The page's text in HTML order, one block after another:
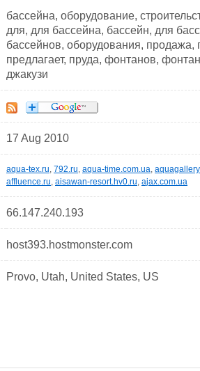
бассейна, оборудование,
для, для бассейна, бассейн, для
бассейнов, оборудования,
предлагает, пруда, фонтанов,
джакузи
17 Aug 2010
aqua-tex.ru, 792.ru, aqua-time.com.ua,
affluence.ru, aisawan-resort.hv0.ru, ajax.com.ua
66.147.240.193
host393.hostmonster.com
Provo, Utah, United States, US